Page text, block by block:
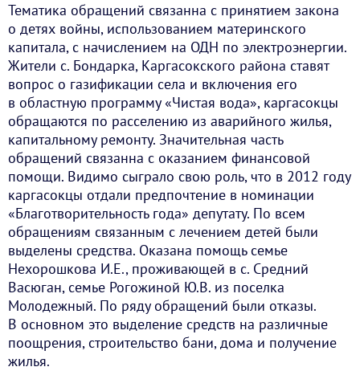
Тематика обращений связанна с принятием закона
о детях войны, использованием материнского
капитала, с начислением на ОДН по электроэнергии.
Жители с. Бондарка, Каргасокского района ставят
вопрос о газификации села и включения его
в областную программу «Чистая вода», каргасокцы
обращаются по расселению из аварийного жилья,
капитальному ремонту. Значительная часть
обращений связанна с оказанием финансовой
помощи. Видимо сыграло свою роль, что в 2012 году
каргасокцы отдали предпочтение в номинации
«Благотворительность года» депутату. По всем
обращениям связанным с лечением детей были
выделены средства. Оказана помощь семье
Нехорошкова И.Е., проживающей в с. Средний
Васюган, семье Рогожиной Ю.В. из поселка
Молодежный. По ряду обращений были отказы.
В основном это выделение средств на различные
поощрения, строительство бани, дома и получение
жилья.